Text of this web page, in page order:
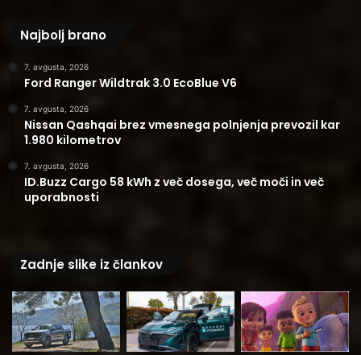
Najbolj brano
7. avgusta, 2026
Ford Ranger Wildtrak 3.0 EcoBlue V6
7. avgusta, 2026
Nissan Qashqai brez vmesnega polnjenja prevozil kar
1.980 kilometrov
7. avgusta, 2026
ID.Buzz Cargo 58 kWh z več dosega, več moči in več
uporabnosti
Zadnje slike iz člankov